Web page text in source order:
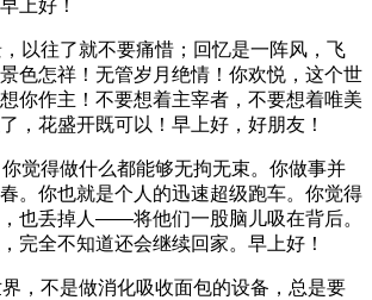
上好！
以往了就不要痛惜；回忆是一阵风，飞
色怎祥！无管岁月绝情！你欢悦，这个世
你作主！不要想着主宰者，不要想着唯美
，花盛开既可以！早上好，好朋友！
觉得做什么都能够无拘无束。你做事并
。你也就是个人的迅速超级跑车。你觉得
也丢掉人——将他们一股脑儿吸在背后。
完全不知道还会继续回家。早上好！
，不是做消化吸收面包的设备，总是要